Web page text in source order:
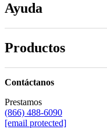
Ayuda
Productos
Contáctanos
Prestamos
(866) 488-6090
[email protected]